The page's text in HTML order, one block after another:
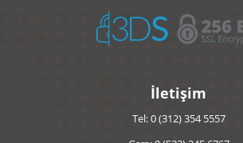
İletişim
Tel: 0 (312) 354 5557